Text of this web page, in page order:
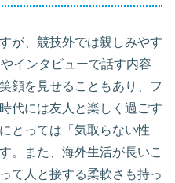
が、競技外では親しみやす
インタビューで話す内容
顔を見せることもあり、フ
代には友人と楽しく過ごす
とっては「気取らない性
。また、海外生活が長いこ
て人と接する柔軟さも持っ